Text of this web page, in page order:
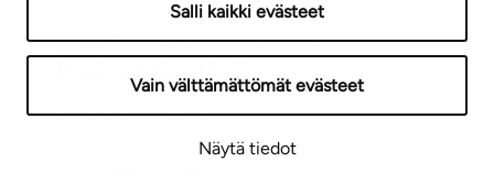
Salli kaikki evästeet
Vain välttämättömät evästeet
Näytä tiedot
Hämeenlinna, Kankaantausta,
Ansionmäentie 7
3 – 4h|79,5 – 94,5 m²